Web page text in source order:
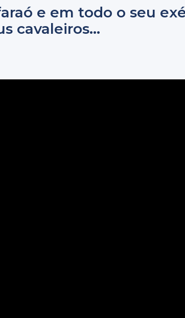
e em todo o seu
cavaleiros...